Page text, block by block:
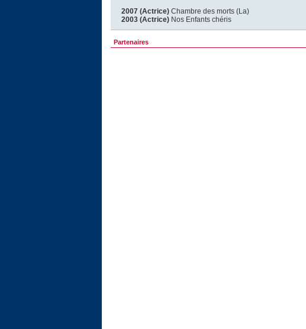
2007 (Actrice) Chambre des morts (La)
2003 (Actrice) Nos Enfants chéris
Partenaires